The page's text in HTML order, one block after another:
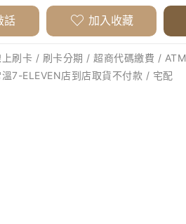
話 加入收藏
上刷卡 / 刷卡分期 / 超商代碼繳費 /
溫7-ELEVEN店到店取貨不付款 / 宅配